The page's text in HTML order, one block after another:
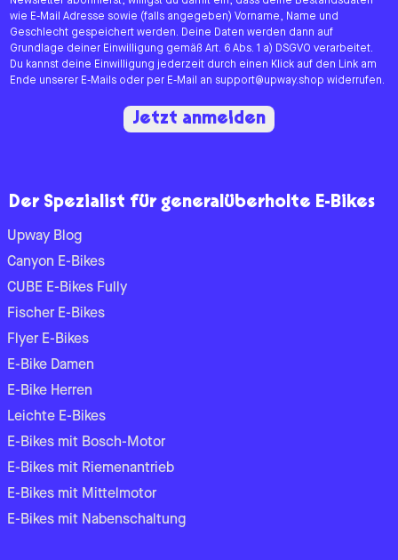
wie E-Mail Adresse sowie (falls angegeben) Vorname, Name und
Geschlecht gespeichert werden. Deine Daten werden dann auf
Grundlage deiner Einwilligung gemäß Art. 6 Abs. 1 a) DSGVO verarbeitet.
Du kannst deine Einwilligung jederzeit durch einen Klick auf den Link am
Ende unserer E-Mails oder per E-Mail an support@upway.shop widerrufen.
Jetzt anmelden
Der Spezialist für generalüberholte E-Bikes
Upway Blog
Canyon E-Bikes
CUBE E-Bikes Fully
Fischer E-Bikes
Flyer E-Bikes
E-Bike Damen
E-Bike Herren
Leichte E-Bikes
E-Bikes mit Bosch-Motor
E-Bikes mit Riemenantrieb
E-Bikes mit Mittelmotor
E-Bikes mit Nabenschaltung